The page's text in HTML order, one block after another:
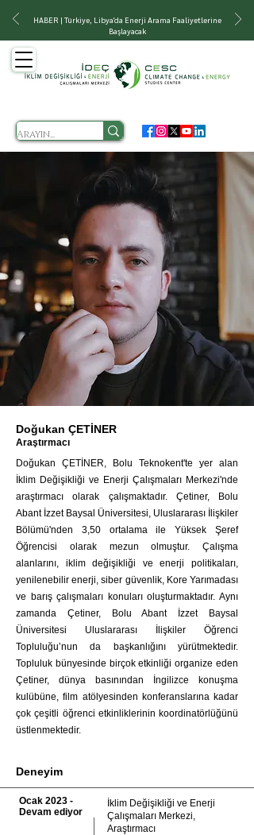
HABER | Türkiye, Libya'da Enerji Arama Faaliyetlerine
Başlayacak
Doğukan ÇETİNER
Araştırmacı
Doğukan ÇETİNER, Bolu Teknokent'te yer alan
İklim Değişikliği ve Enerji Çalışmaları Merkezi'nde
araştırmacı olarak çalışmaktadır. Çetiner, Bolu
Abant İzzet Baysal Üniversitesi, Uluslararası İlişkiler
Bölümü'nden 3,50 ortalama ile Yüksek Şeref
Öğrencisi olarak mezun olmuştur. Çalışma
alanlarını, iklim değişikliği ve enerji politikaları,
yenilenebilir enerji, siber güvenlik, Kore Yarımadası
ve barış çalışmaları konuları oluşturmaktadır. Aynı
zamanda Çetiner, Bolu Abant İzzet Baysal
Üniversitesi Uluslararası İlişkiler Öğrenci
Topluluğu’nun da başkanlığını yürütmektedir.
Topluluk bünyesinde birçok etkinliği organize eden
Çetiner, dünya basınından İngilizce konuşma
kulübüne, film atölyesinden konferanslarına kadar
çok çeşitli öğrenci etkinliklerinin koordinatörlüğünü
üstlenmektedir.
Deneyim
Ocak 2023 -
Devam ediyor
İklim Değişikliği ve Enerji
Çalışmaları Merkezi,
Araştırmacı